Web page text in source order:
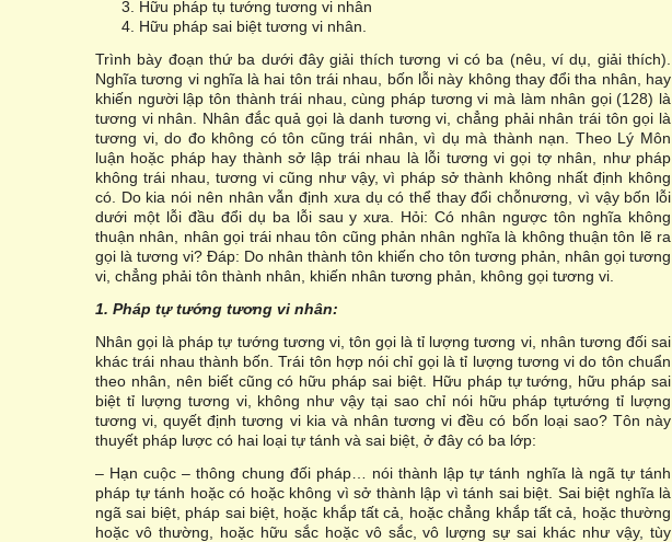
Hữu pháp tụ tướng tương vi nhân
Hữu pháp sai biệt tương vi nhân.
Trình bày đoạn thứ ba dưới đây giải thích tương vi có ba (nêu, ví dụ, giải thích).
Nghĩa tương vi nghĩa là hai tôn trái nhau, bốn lỗi này không thay đổi tha nhân, hay
khiến người lập tôn thành trái nhau, cùng pháp tương vi mà làm nhân gọi (128) là
tương vi nhân. Nhân đắc quả gọi là danh tương vi, chẳng phải nhân trái tôn gọi là
tương vi, do đo không có tôn cũng trái nhân, vì dụ mà thành nạn. Theo Lý Môn
luận hoặc pháp hay thành sở lập trái nhau là lỗi tương vi gọi tợ nhân, như pháp
không trái nhau, tương vi cũng như vậy, vì pháp sở thành không nhất định không
có. Do kia nói nên nhân vẫn định xưa dụ có thể thay đổi chỗnương, vì vậy bốn lỗi
dưới một lỗi đầu đổi dụ ba lỗi sau y xưa. Hỏi: Có nhân ngược tôn nghĩa không
thuận nhân, nhân gọi trái nhau tôn cũng phản nhân nghĩa là không thuận tôn lẽ ra
gọi là tương vi? Đáp: Do nhân thành tôn khiến cho tôn tương phản, nhân gọi tương
vi, chẳng phải tôn thành nhân, khiến nhân tương phản, không gọi tương vi.
1. Pháp tựtướng tương vi nhân:
Nhân gọi là pháp tự tướng tương vi, tôn gọi là tỉ lượng tương vi, nhân tương đối sai
khác trái nhau thành bốn. Trái tôn hợp nói chỉ gọi là tỉ lượng tương vi do tôn chuẩn
theo nhân, nên biết cũng có hữu pháp sai biệt. Hữu pháp tự tướng, hữu pháp sai
biệt tỉ lượng tương vi, không như vậy tại sao chỉ nói hữu pháp tựtướng tỉ lượng
tương vi, quyết định tương vi kia và nhân tương vi đều có bốn loại sao? Tôn này
thuyết pháp lược có hai loại tự tánh và sai biệt, ở đây có ba lớp:
– Hạn cuộc – thông chung đối pháp… nói thành lập tự tánh nghĩa là ngã tự tánh
pháp tự tánh hoặc có hoặc không vì sở thành lập vì tánh sai biệt. Sai biệt nghĩa là
ngã sai biệt, pháp sai biệt, hoặc khắp tất cả, hoặc chẳng khắp tất cả, hoặc thường
hoặc vô thường, hoặc hữu sắc hoặc vô sắc, vô lượng sự sai khác như vậy, tùy